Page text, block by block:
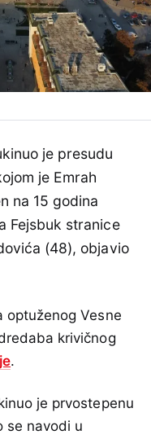
je presudu
je Emrah
na 15 godina
Fejsbuk stranice
(48), objavio
optuženog Vesne
krivičnog
.
je prvostepenu
se navodi u